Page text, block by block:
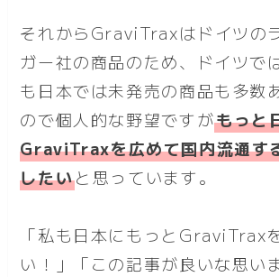
それからGraviTraxはドイツの
ガー社の商品のため、ドイツで
も日本では未発売の商品も多数
ので個人的な野望ですがもっと
GraviTraxを広めて国内流通す
したいと思っています。
「私も日本にもっとGraviTrax
い！」「この記事が良いな思い